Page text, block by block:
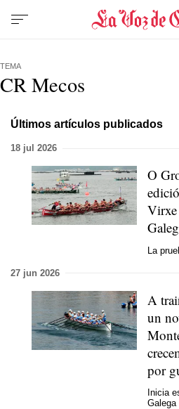
TEMA
CR Mecos
Últimos artículos publicados
18 jul 2026
O
La
27 jun 2026
A
un
por
Inicia
Galega